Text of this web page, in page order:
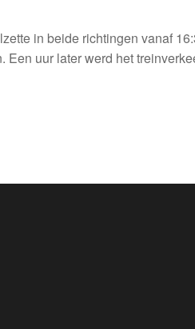
in beide richtingen vanaf
uur later werd het